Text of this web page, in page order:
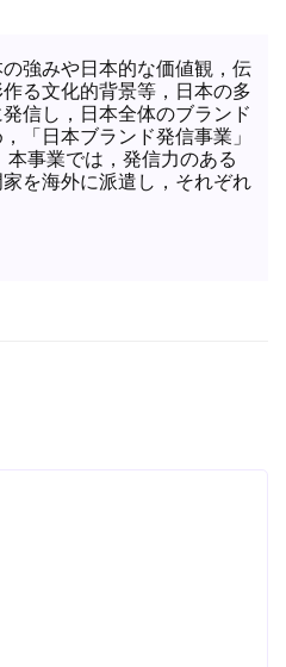
強みや日本的な価値観，伝
る文化的背景等，日本の多
信し，日本全体のブランド
「日本ブランド発信事業」
本事業では，発信力のある
を海外に派遣し，それぞれ